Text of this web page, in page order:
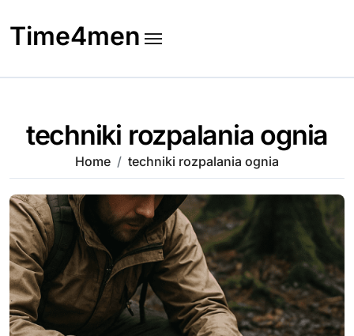
to
content
Time4men
techniki rozpalania ognia
Home techniki rozpalania ognia